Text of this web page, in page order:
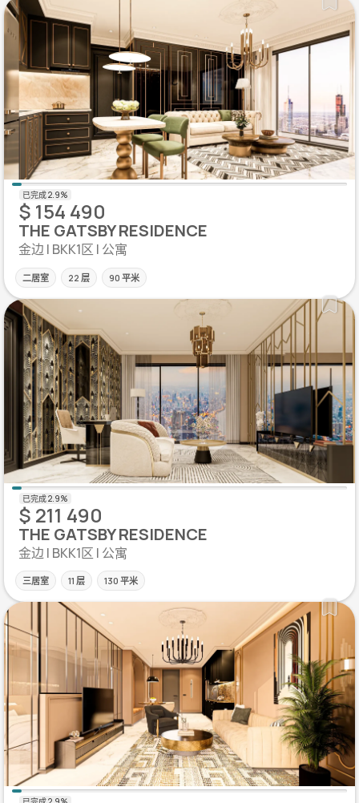
$ 154 490
THE GATSBY RESIDENCE
金边 | BKK1区 | 公寓
二居室 22 层 90 平米
$ 211 490
THE GATSBY RESIDENCE
金边 | BKK1区 | 公寓
三居室 11 层 130 平米